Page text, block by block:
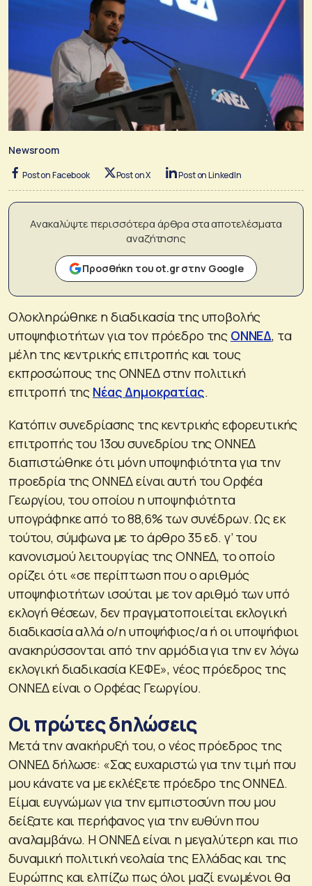
Newsroom
Post on Facebook Post on X Post on LinkedIn
Ανακαλύψτε περισσότερα άρθρα στα αποτελέσματα
αναζήτησης
Προσθήκη του ot.gr στην Google
Ολοκληρώθηκε η διαδικασία της υποβολής
υποψηφιοτήτων για τον πρόεδρο της ΟΝΝΕΔ, τα
μέλη της κεντρικής επιτροπής και τους
εκπροσώπους της ΟΝΝΕΔ στην πολιτική
επιτροπή της Νέας Δημοκρατίας.
Κατόπιν συνεδρίασης της κεντρικής εφορευτικής
επιτροπής του 13ου συνεδρίου της ΟΝΝΕΔ
διαπιστώθηκε ότι μόνη υποψηφιότητα για την
προεδρία της ΟΝΝΕΔ είναι αυτή του Ορφέα
Γεωργίου, του οποίου η υποψηφιότητα
υπογράφηκε από το 88,6% των συνέδρων. Ως εκ
τούτου, σύμφωνα με το άρθρο 35 εδ. γ’ του
κανονισμού λειτουργίας της ΟΝΝΕΔ, το οποίο
ορίζει ότι «σε περίπτωση που ο αριθμός
υποψηφιοτήτων ισούται με τον αριθμό των υπό
εκλογή θέσεων, δεν πραγματοποιείται εκλογική
διαδικασία αλλά ο/η υποψήφιος/α ή οι υποψήφιοι
ανακηρύσσονται από την αρμόδια για την εν λόγω
εκλογική διαδικασία ΚΕΦΕ», νέος πρόεδρος της
ΟΝΝΕΔ είναι ο Ορφέας Γεωργίου.
Οι πρώτες δηλώσεις
Μετά την ανακήρυξή του, ο νέος πρόεδρος της
ΟΝΝΕΔ δήλωσε: «Σας ευχαριστώ για την τιμή που
μου κάνατε να με εκλέξετε πρόεδρο της ΟΝΝΕΔ.
Είμαι ευγνώμων για την εμπιστοσύνη που μου
δείξατε και περήφανος για την ευθύνη που
αναλαμβάνω. Η ΟΝΝΕΔ είναι η μεγαλύτερη και πιο
δυναμική πολιτική νεολαία της Ελλάδας και της
Ευρώπης και ελπίζω πως όλοι μαζί ενωμένοι θα